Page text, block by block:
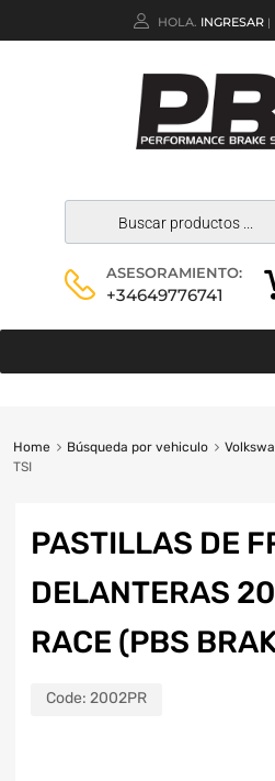
HOLA. INGRESAR |
ASESORAMIENTO:
+34649776741
Home Búsqueda por vehiculo
TSI
PASTILLAS DE
DELANTERAS
RACE (PBS
Code: 2002PR